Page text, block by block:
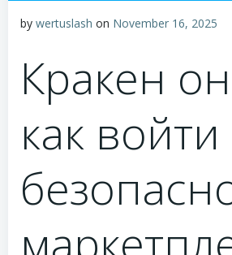
by wertuslash on November 16, 2025
Кракен
как войти